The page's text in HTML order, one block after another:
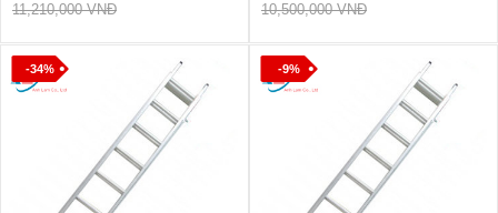
11,210,000 VNĐ 10,500,000 VNĐ
-34% -9%